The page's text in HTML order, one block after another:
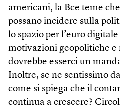
americani, la Bce teme
possano incidere sulla
lo spazio per l’euro
motivazioni geopolitiche e
dovrebbe esserci un
Inoltre, se ne sentissimo
come si spiega che il
continua a crescere?